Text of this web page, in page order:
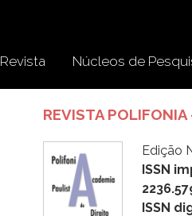
Revista Núcleos de
REVISTA
Edição
ISSN
ISSN